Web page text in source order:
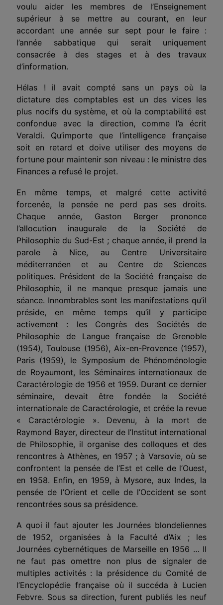
voulu aider les membres de l’Enseignement
supérieur à se mettre au courant, en leur
accordant une année sur sept pour le faire :
l’année sabbatique qui serait uniquement
consacrée à des stages et à des travaux
d’information.
Hélas ! il avait compté sans un pays où la
dictature des comptables est un des vices les
plus nocifs du système, et où la comptabilité est
confondue avec la direction, comme l’a écrit
Veraldi. Qu’importe que l’intelligence française
soit en retard et doive utiliser des moyens de
fortune pour maintenir son niveau : le ministre des
Finances a refusé le projet.
En même temps, et malgré cette activité
forcenée, la pensée ne perd pas ses droits.
Chaque année, Gaston Berger prononce
l’allocution inaugurale de la Société de
Philosophie du Sud-Est ; chaque année, il prend la
parole à Nice, au Centre Universitaire
méditerranéen et au Centre de Sciences
politiques. Président de la Société française de
Philosophie, il ne manque presque jamais une
séance. Innombrables sont les manifestations qu’il
préside, en même temps qu’il y participe
activement : les Congrès des Sociétés de
Philosophie de Langue française de Grenoble
(1954), Toulouse (1956), Aix-en-Provence (1957),
Paris (1959), le Symposium de Phénoménologie
de Royaumont, les Séminaires internationaux de
Caractérologie de 1956 et 1959. Durant ce dernier
séminaire, devait être fondée la Société
internationale de Caractérologie, et créée la revue
« Caractérologie ». Devenu, à la mort de
Raymond Bayer, directeur de l’Institut international
de Philosophie, il organise des colloques et des
rencontres à Athènes, en 1957 ; à Varsovie, où se
confrontent la pensée de l’Est et celle de l’Ouest,
en 1958. Enfin, en 1959, à Mysore, aux Indes, la
pensée de l’Orient et celle de l’Occident se sont
rencontrées sous sa présidence.
A quoi il faut ajouter les Journées blondeliennes
de 1952, organisées à la Faculté d’Aix ; les
Journées cybernétiques de Marseille en 1956 … Il
ne faut pas omettre non plus de signaler de
multiples activités : la présidence du Comité de
l’Encyclopédie française où il succéda à Lucien
Febvre. Sous sa direction, furent publiés les neuf